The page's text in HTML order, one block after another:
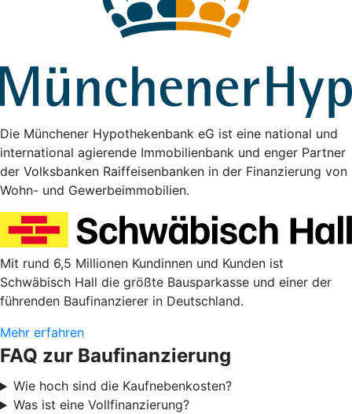
Die Münchener Hypothekenbank eG ist eine national und
international agierende Immobilienbank und enger Partner
der Volksbanken Raiffeisenbanken in der Finanzierung von
Wohn- und Gewerbeimmobilien.
Mit rund 6,5 Millionen Kundinnen und Kunden ist
Schwäbisch Hall die größte Bausparkasse und einer der
führenden Baufinanzierer in Deutschland.
Mehr erfahren
FAQ zur Baufinanzierung
Wie hoch sind die Kaufnebenkosten?
Was ist eine Vollfinanzierung?